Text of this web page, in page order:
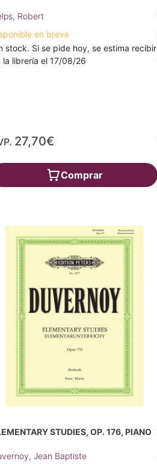
Robert
en breve
stock. Si se pide hoy, se estima recibir
la librería el 17/08/26
27,70€
Comprar
STUDIES, OP. 176, PIANO
Jean Baptiste